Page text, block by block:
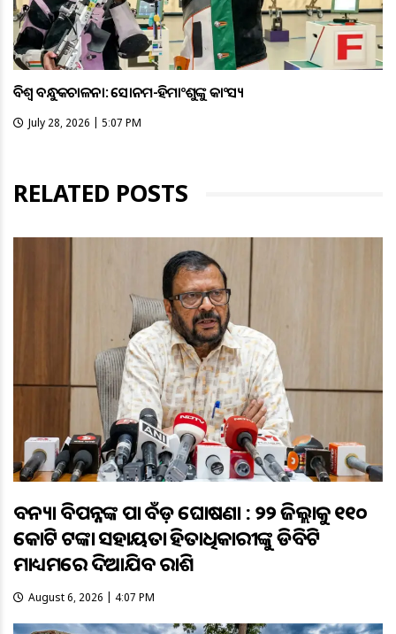
ବିଶ୍ବ ବନ୍ଧୁକଚାଳନା: ସୋନମ-ହିମାଂଶୁଙ୍କୁ କାଂସ୍ୟ
July 28, 2026 | 5:07 PM
RELATED POSTS
ବନ୍ୟା ବିପନ୍ନଙ୍କ ପାଇଁ ବଡ଼ ଘୋଷଣା : ୨୨ ଜିଲ୍ଲାକୁ ୧୧୦
କୋଟି ଟଙ୍କା ସହାୟତା ହିତାଧିକାରୀଙ୍କୁ ଡିବିଟି
ମାଧ୍ୟମରେ ଦିଆଯିବ ରାଶି
August 6, 2026 | 4:07 PM